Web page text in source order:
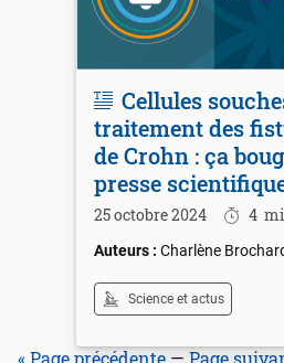
Cellules
traitement des
de Crohn : ça
presse
25 octobre 2024 4
Charlène
Science et actus
« Page précédente — Page